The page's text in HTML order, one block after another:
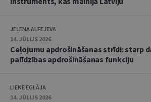
JEĻENA ALFEJEVA
14. JŪLIJS 2026
Ceļojumu apdrošināšanas strīdi: starp
palīdzības apdrošināšanas funkciju
LIENE EGLĀJA
14. JŪLIJS 2026